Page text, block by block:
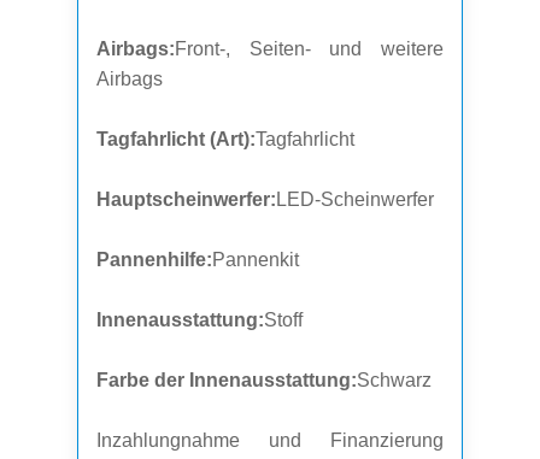
Airbags:Front-, Seiten- und weitere
Airbags
Tagfahrlicht (Art):Tagfahrlicht
Hauptscheinwerfer: LED-Scheinwerfer
Pannenhilfe:Pannenkit
Innenausstattung:Stoff
Farbe der Innenausstattung:Schwarz
Inzahlungnahme und Finanzierung